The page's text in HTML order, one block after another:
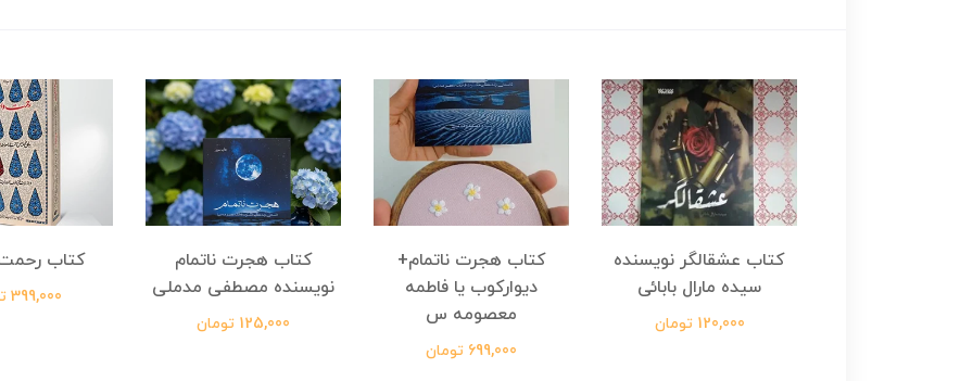
کتاب عشقالگر نویسنده
سیده مارال بابائی
120,000 تومان
کتاب هجرت ناتمام+
دیوارکوب یا فاطمه
معصومه س
699,000 تومان
کتاب هجرت ناتمام
نویسنده مصطفی مدملی
125,000 تومان
کتاب
399,000 تومان